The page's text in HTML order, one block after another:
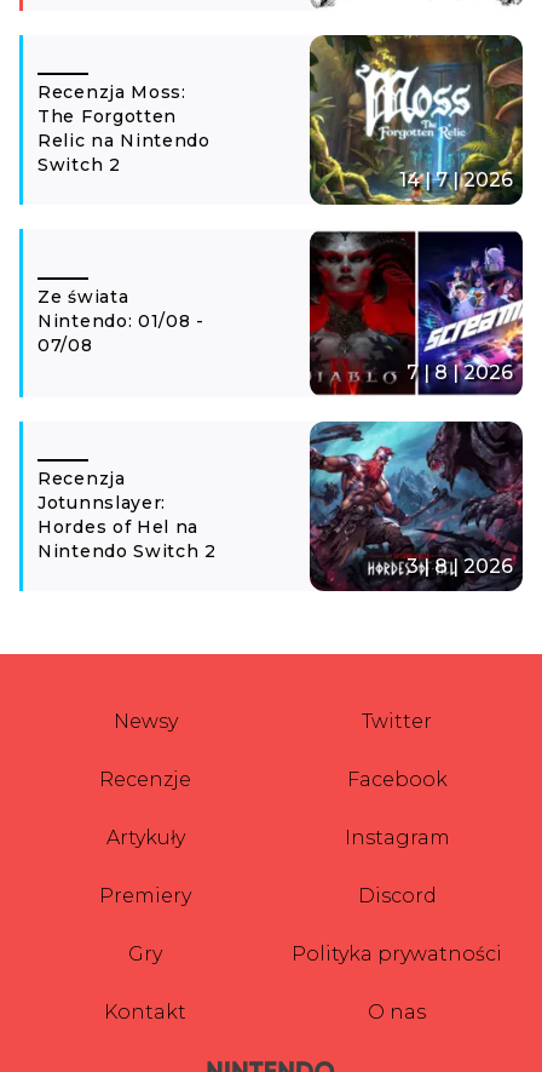
Recenzja Moss:
The Forgotten
Relic na Nintendo
Switch 2
14 | 7 | 2026
Ze świata
Nintendo: 01/08 -
07/08
7 | 8 | 2026
Recenzja
Jotunnslayer:
Hordes of Hel na
Nintendo Switch 2
3 | 8 | 2026
Newsy
Recenzje
Artykuły
Premiery
Gry
Kontakt
Twitter
Facebook
Instagram
Discord
Polityka prywatności
O nas